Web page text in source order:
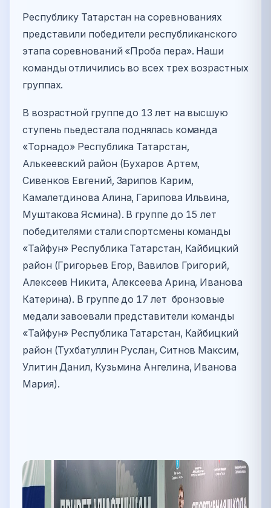
Республику Татарстан на соревнованиях
представили победители республиканского
этапа соревнований «Проба пера». Наши
команды отличились во всех трех возрастных
группах.
В возрастной группе до 13 лет на высшую
ступень пьедестала поднялась команда
«Торнадо» Республика Татарстан,
Алькеевский район (Бухаров Артем,
Сивенков Евгений, Зарипов Карим,
Камалетдинова Алина, Гарипова Ильвина,
Муштакова Ясмина). В группе до 15 лет
победителями стали спортсмены команды
«Тайфун» Республика Татарстан, Кайбицкий
район (Григорьев Егор, Вавилов Григорий,
Алексеев Никита, Алексеева Арина, Иванова
Катерина). В группе до 17 лет бронзовые
медали завоевали представители команды
«Тайфун» Республика Татарстан, Кайбицкий
район (Тухбатуллин Руслан, Ситнов Максим,
Улитин Данил, Кузьмина Ангелина, Иванова
Мария).